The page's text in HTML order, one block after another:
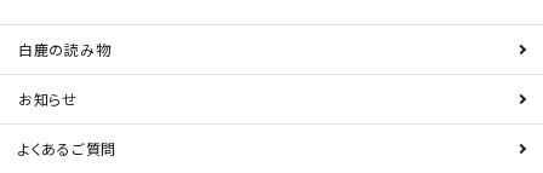
白鹿の読み物
お知らせ
よくあるご質問